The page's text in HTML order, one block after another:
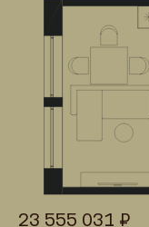
23 555 031 ₽